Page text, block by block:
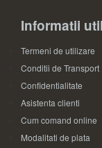
Informatii
Termeni de utilizare
Conditii de Transport
Confidentialitate
Asistenta clienti
Cum comand online
Modalitati de plata